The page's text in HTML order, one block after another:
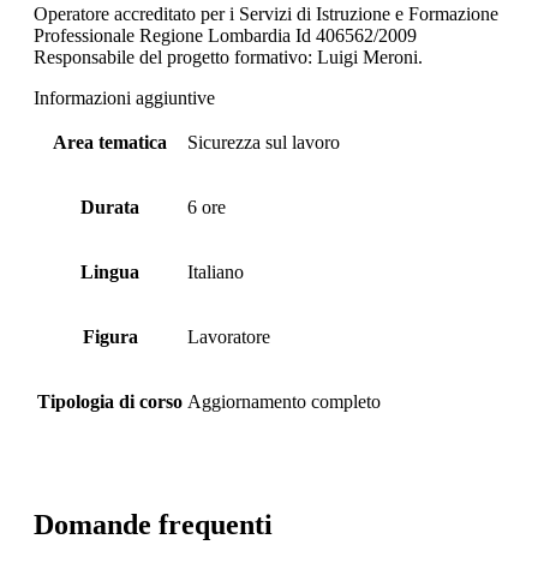
Operatore accreditato per i Servizi di Istruzione e Formazione
Professionale Regione Lombardia Id 406562/2009
Responsabile del progetto formativo: Luigi Meroni.
Informazioni aggiuntive
Area tematica Sicurezza sul lavoro
Durata 6 ore
Lingua Italiano
Figura Lavoratore
Tipologia di corso Aggiornamento completo
Domande frequenti